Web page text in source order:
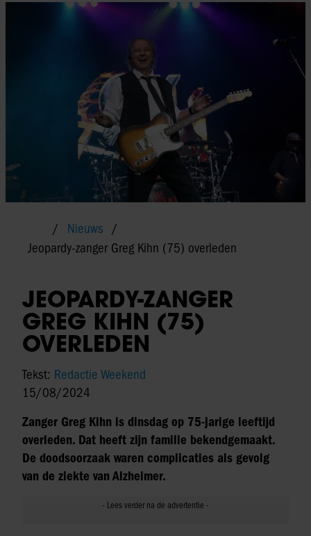
Nieuws
Jeopardy-zanger Greg Kihn (75) overleden
JEOPARDY-ZANGER
GREG KIHN (75)
OVERLEDEN
Tekst: Redactie Weekend
15/08/2024
Zanger Greg Kihn is dinsdag op 75-jarige leeftijd
overleden. Dat heeft zijn familie bekendgemaakt.
De doodsoorzaak waren complicaties als gevolg
van de ziekte van Alzheimer.